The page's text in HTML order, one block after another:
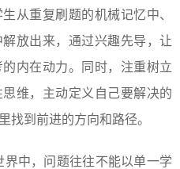
从重复刷题的机械记忆中、
放出来，通过兴趣先导，让
内在动力。同时，注重树立
维，主动定义自己要解决的
找到前进的方向和路径。
中，问题往往不能以单一学